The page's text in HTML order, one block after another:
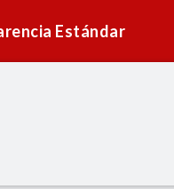
Estándar